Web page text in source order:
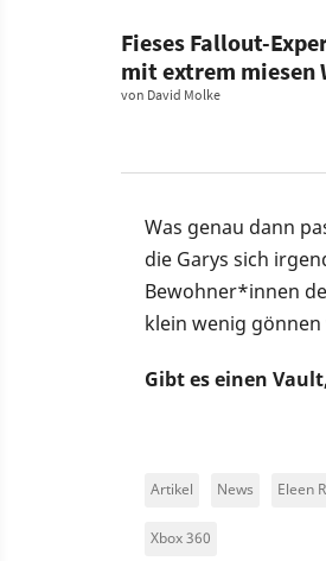
Fieses Fallout-
mit extrem miesen
von David Molke
Was genau dann
die Garys sich
Bewohner*innen
klein wenig
Gibt es einen
Artikel News Eleen
Xbox 360